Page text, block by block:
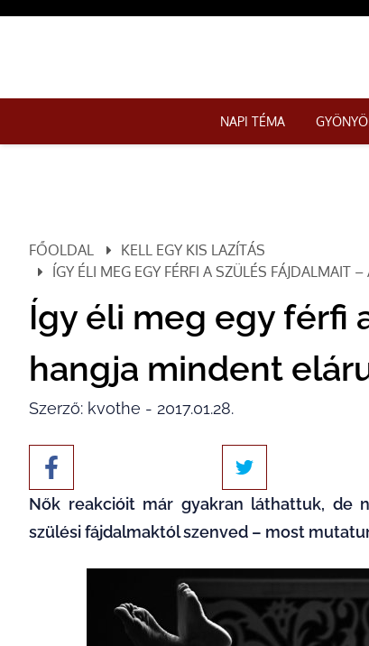
NAPI TÉMA
FŐOLDAL
KELL EGY KIS LAZÍTÁS
ÍGY ÉLI MEG EGY FÉRFI A SZÜLÉS FÁJDALMAIT
Így éli meg egy férfi
hangja mindent
Szerző: kvothe - 2017.01.28.
Nők reakcióit már gyakran láthattuk, de
szülési fájdalmaktól szenved – most